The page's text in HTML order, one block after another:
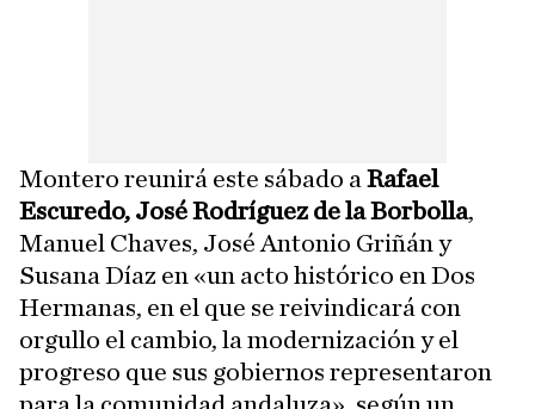
Montero reunirá este sábado a Rafael
Escuredo, José Rodríguez de la Borbolla,
Manuel Chaves, José Antonio Griñán y
Susana Díaz en «un acto histórico en Dos
Hermanas, en el que se reivindicará con
orgullo el cambio, la modernización y el
progreso que sus gobiernos representaron